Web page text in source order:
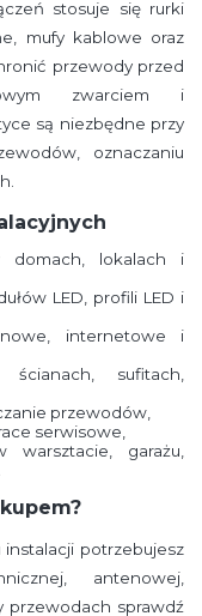
stosuje się rurki
mufy kablowe oraz
przewody przed
zwarciem i
są niezbędne przy
oznaczaniu
domach, lokalach i
LED, profili LED i
internetowe i
sufitach,
przewodów,
serwisowe,
warsztacie, garażu,
potrzebujesz
antenowej,
przewodach sprawdź